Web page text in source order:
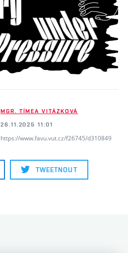
MGR. TÍMEA VITÁZKOVÁ
26.11.2025 11:01
https://www.favu.vut.cz/f26745/d310849
TWEETNOUT